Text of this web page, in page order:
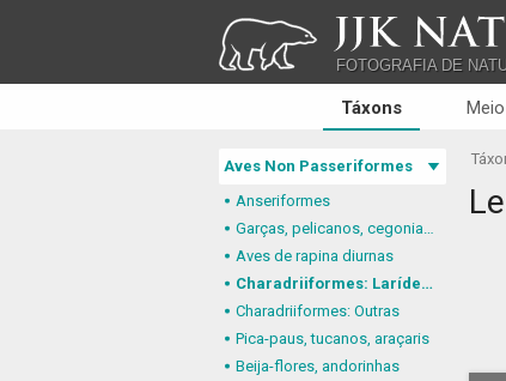
JJK
FOTOGRAFIA DE
Táxons
Aves Non Passeriformes
Anseriformes
Garças, pelicanos, cegonias e afins
Aves de rapina diurnas
Charadriiformes: Larídeos, mandriões e perdizes-do-mar
Charadriiformes: Outras
Pica-paus, tucanos, araçaris
Beija-flores, andorinhas